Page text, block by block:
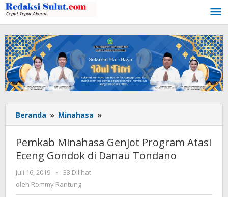
Lewati
ke
konten
Beranda » Minahasa »
Minahasa
Program
Atasi
Pemkab Minahasa Genjot Program Atasi
Eceng Gondok di Danau Tondano
Juli 16, 2019
oleh
Rommy
Rantung
-
33 Dilihat
oleh Rommy Rantung